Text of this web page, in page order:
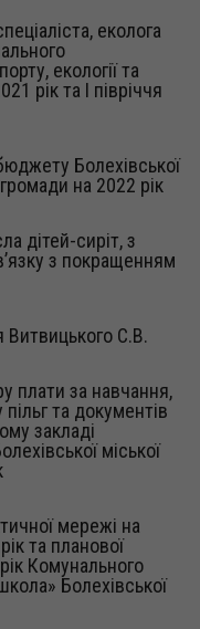
еколога
екології та
рік та І півріччя
Болехівської
на 2022 рік
дітей-сиріт, з
з покращенням
Витвицького С.В.
плати за навчання,
та документів
закладі
міської
мережі на
та планової
Комунального
Болехівської